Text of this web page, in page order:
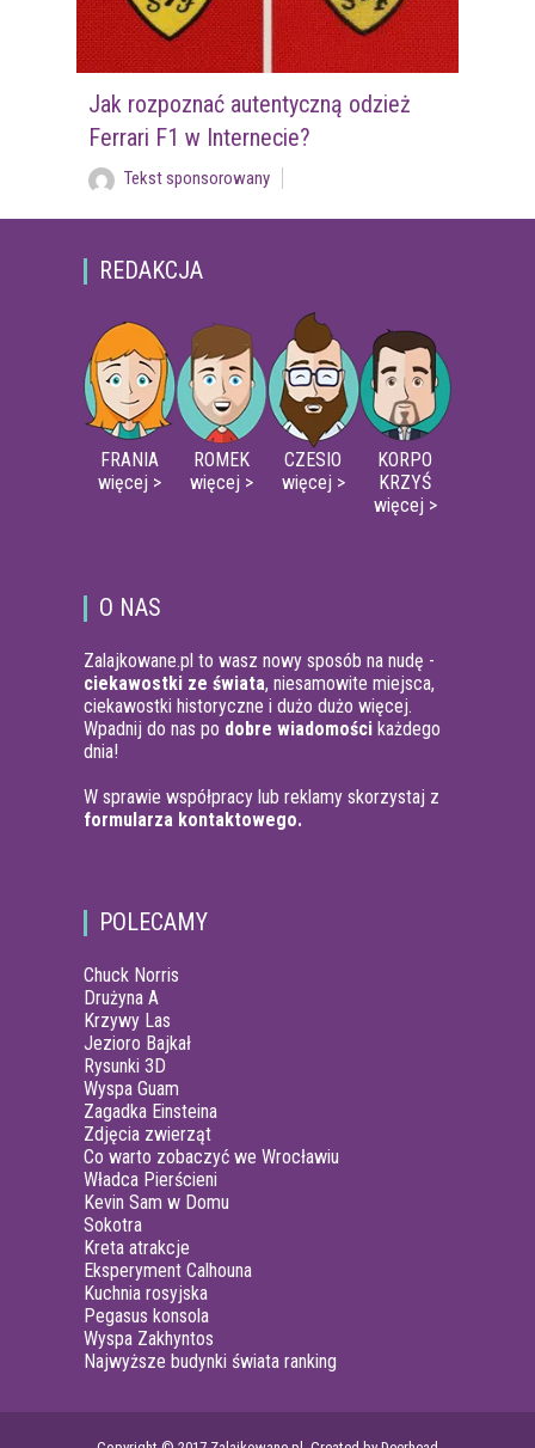
Jak rozpoznać autentyczną odzież
Ferrari F1 w Internecie?
Tekst sponsorowany
REDAKCJA
FRANIA
więcej >
ROMEK
więcej >
CZESIO
więcej >
KORPO
KRZYŚ
więcej >
O NAS
Zalajkowane.pl to wasz nowy sposób na nudę -
ciekawostki ze świata, niesamowite miejsca,
ciekawostki historyczne i dużo dużo więcej.
Wpadnij do nas po dobre wiadomości każdego
dnia!
W sprawie współpracy lub reklamy skorzystaj z
formularza kontaktowego.
POLECAMY
Chuck Norris
Drużyna A
Krzywy Las
Jezioro Bajkał
Rysunki 3D
Wyspa Guam
Zagadka Einsteina
Zdjęcia zwierząt
Co warto zobaczyć we Wrocławiu
Władca Pierścieni
Kevin Sam w Domu
Sokotra
Kreta atrakcje
Eksperyment Calhouna
Kuchnia rosyjska
Pegasus konsola
Wyspa Zakhyntos
Najwyższe budynki świata ranking